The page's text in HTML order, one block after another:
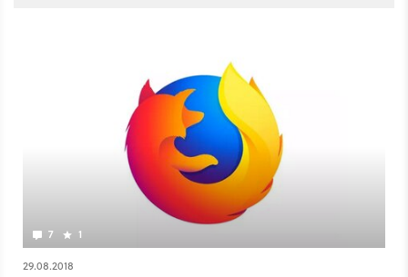
7 1
29.08.2018